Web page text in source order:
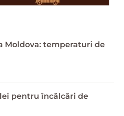
Moldova: temperaturi de
pentru încălcări de